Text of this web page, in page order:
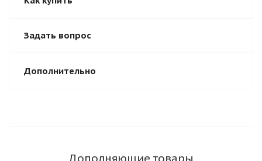
Задать вопрос
Дополнительно
Дополняющие товары